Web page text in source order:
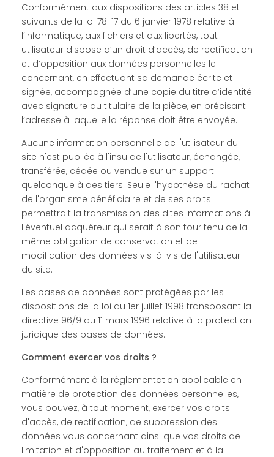
Conformément aux dispositions des articles 38 et
suivants de la loi 78-17 du 6 janvier 1978 relative à
l’informatique, aux fichiers et aux libertés, tout
utilisateur dispose d’un droit d’accès, de rectification
et d’opposition aux données personnelles le
concernant, en effectuant sa demande écrite et
signée, accompagnée d’une copie du titre d’identité
avec signature du titulaire de la pièce, en précisant
l’adresse à laquelle la réponse doit être envoyée.
Aucune information personnelle de l'utilisateur du
site n'est publiée à l'insu de l'utilisateur, échangée,
transférée, cédée ou vendue sur un support
quelconque à des tiers. Seule l'hypothèse du rachat
de l'organisme bénéficiaire et de ses droits
permettrait la transmission des dites informations à
l'éventuel acquéreur qui serait à son tour tenu de la
même obligation de conservation et de
modification des données vis-à-vis de l'utilisateur
du site.
Les bases de données sont protégées par les
dispositions de la loi du 1er juillet 1998 transposant la
directive 96/9 du 11 mars 1996 relative à la protection
juridique des bases de données.
Comment exercer vos droits ?
Conformément à la réglementation applicable en
matière de protection des données personnelles,
vous pouvez, à tout moment, exercer vos droits
d'accès, de rectification, de suppression des
données vous concernant ainsi que vos droits de
limitation et d'opposition au traitement et à la